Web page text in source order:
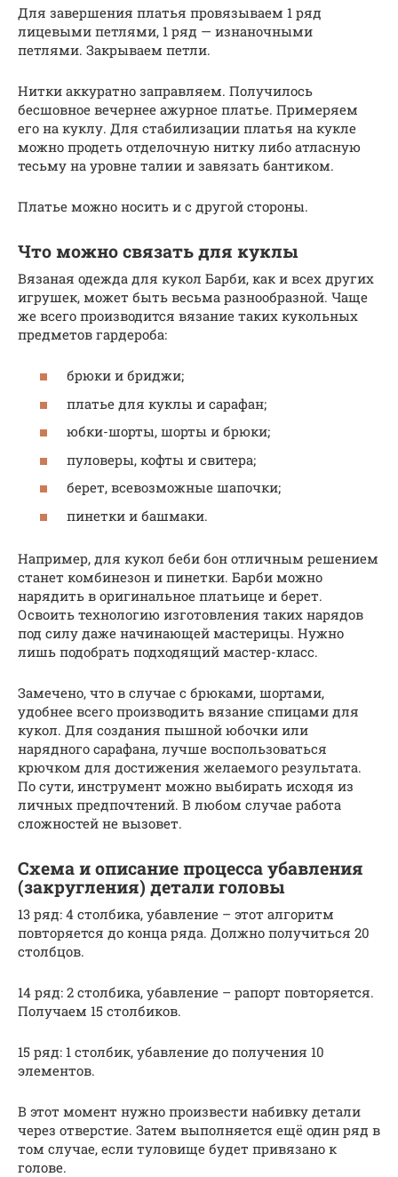
Для завершения платья провязываем 1 ряд
лицевыми петлями, 1 ряд — изнаночными
петлями. Закрываем петли.
Нитки аккуратно заправляем. Получилось
бесшовное вечернее ажурное платье. Примеряем
его на куклу. Для стабилизации платья на кукле
можно продеть отделочную нитку либо атласную
тесьму на уровне талии и завязать бантиком.
Платье можно носить и с другой стороны.
Что можно связать для куклы
Вязаная одежда для кукол Барби, как и всех других
игрушек, может быть весьма разнообразной. Чаще
же всего производится вязание таких кукольных
предметов гардероба:
брюки и бриджи;
платье для куклы и сарафан;
юбки-шорты, шорты и брюки;
пуловеры, кофты и свитера;
берет, всевозможные шапочки;
пинетки и башмаки.
Например, для кукол беби бон отличным решением
станет комбинезон и пинетки. Барби можно
нарядить в оригинальное платьице и берет.
Освоить технологию изготовления таких нарядов
под силу даже начинающей мастерицы. Нужно
лишь подобрать подходящий мастер-класс.
Замечено, что в случае с брюками, шортами,
удобнее всего производить вязание спицами для
кукол. Для создания пышной юбочки или
нарядного сарафана, лучше воспользоваться
крючком для достижения желаемого результата.
По сути, инструмент можно выбирать исходя из
личных предпочтений. В любом случае работа
сложностей не вызовет.
Схема и описание процесса убавления
(закругления) детали головы
13 ряд: 4 столбика, убавление – этот алгоритм
повторяется до конца ряда. Должно получиться 20
столбцов.
14 ряд: 2 столбика, убавление – рапорт повторяется.
Получаем 15 столбиков.
15 ряд: 1 столбик, убавление до получения 10
элементов.
В этот момент нужно произвести набивку детали
через отверстие. Затем выполняется ещё один ряд в
том случае, если туловище будет привязано к
голове.